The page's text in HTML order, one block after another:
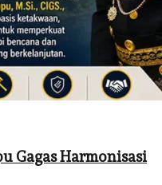
Gagas Harmonisasi